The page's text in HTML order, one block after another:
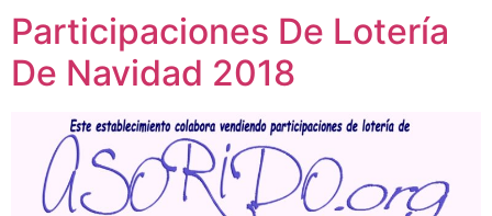
Participaciones De Lotería
De Navidad 2018